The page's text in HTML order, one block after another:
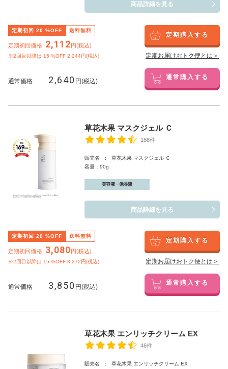
商品詳細を見る
定期初回 20 %OFF 送料無料
定期初回価格: 2,112円(税込)
※2回目以降は 15 %OFF 2,244円(税込)
定期購入する
定期お届けおトク便とは＞
通常価格 2,640 円(税込) 通常購入する
草花木果 マスクジェル Ｃ
188件
販売名 : 草花木果 マスクジェル Ｃ
容量：90g
美容液・保湿液
商品詳細を見る
定期初回 20 %OFF 送料無料
定期初回価格: 3,080円(税込)
※2回目以降は 15 %OFF 3,272円(税込)
定期購入する
定期お届けおトク便とは＞
通常価格 3,850 円(税込) 通常購入する
草花木果 エンリッチクリーム EX
46件
販売名 : 草花木果 エンリッチクリーム EX